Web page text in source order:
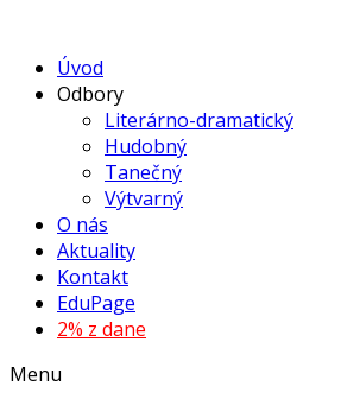
Úvod
Odbory
Literárno-dramatický
Hudobný
Tanečný
Výtvarný
O nás
Aktuality
Kontakt
EduPage
2% z dane
Menu